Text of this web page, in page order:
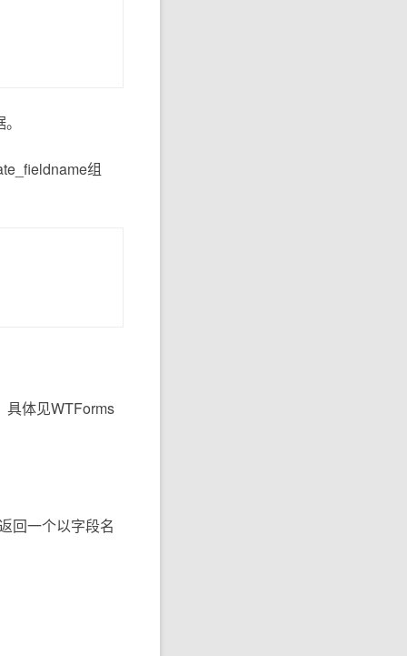
组
具体见WTForms
回一个以字段名